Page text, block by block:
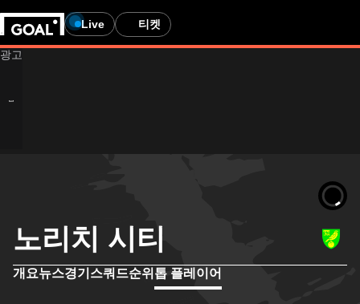
Live 티켓
노리치 시티
개요뉴스경기 스쿼드순위 톱 플레이어